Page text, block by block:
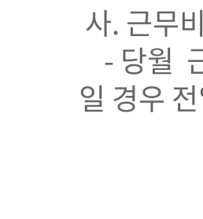
사. 근무
- 당월
일 경우